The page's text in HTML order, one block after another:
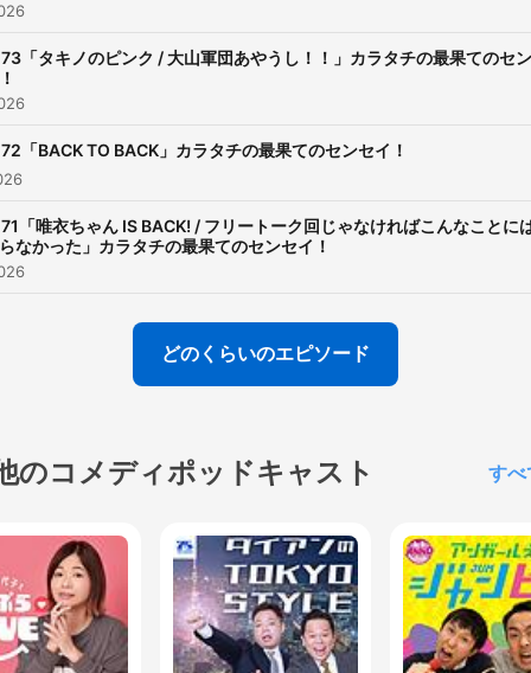
「タキノのピンク / 大山軍団あやうし！！」カラタチの最果てのセ
「BACK TO BACK」カラタチの最果てのセンセイ！
「唯衣ちゃん IS BACK! / フリートーク回じゃなければこんなことに
なかった」カラタチの最果てのセンセイ！
どのくらいのエピソード
のコメディポッドキャスト すべ